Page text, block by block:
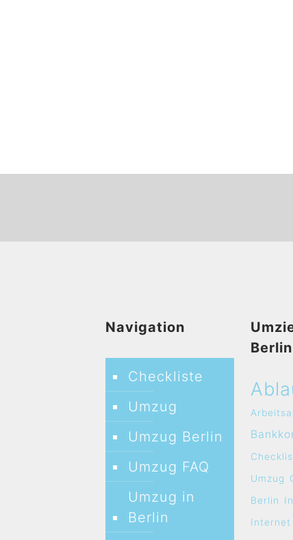
Navigation
Checkliste
Umzug
Umzug Berlin
Umzug FAQ
Umzug in
Berlin
Umzug
Berlin
Internet